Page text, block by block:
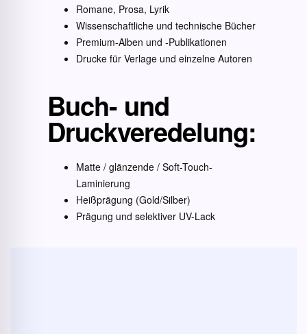
Romane, Prosa, Lyrik
Wissenschaftliche und technische Bücher
Premium-Alben und -Publikationen
Drucke für Verlage und einzelne Autoren
Buch- und
Druckveredelung:
Matte / glänzende / Soft-Touch-
Laminierung
Heißprägung (Gold/Silber)
Prägung und selektiver UV-Lack